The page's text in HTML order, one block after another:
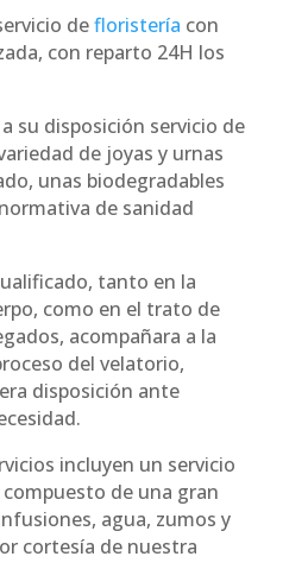
defloristería con
con reparto 24H los
su disposición servicio de
de joyas y urnas
unas biodegradables
de sanidad
tanto en la
como en el trato de
acompañara a la
del velatorio,
disposición ante
incluyen un servicio
de una gran
agua, zumos y
cortesía de nuestra